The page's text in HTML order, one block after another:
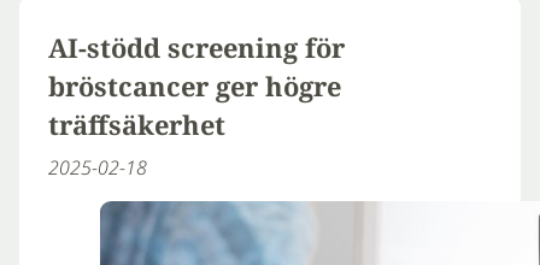
AI-stödd screening för
bröstcancer ger högre
träffsäkerhet
2025-02-18